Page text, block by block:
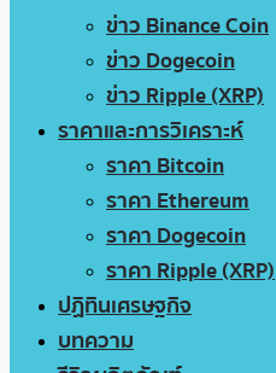
ข่าว Binance Coin
ข่าว Dogecoin
ข่าว Ripple (XRP)
ราคาและการวิเคราะห์
ราคา Bitcoin
ราคา Ethereum
ราคา Dogecoin
ราคา Ripple (XRP)
ปฏิทินเศรษฐกิจ
บทความ